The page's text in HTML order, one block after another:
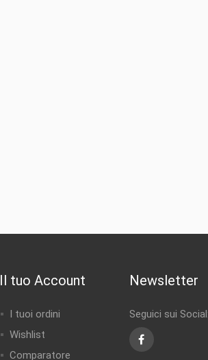
Il tuo Account
I tuoi ordini
Wishlist
Comparatore
Newsletter
Seguici sui Social:
Facebook